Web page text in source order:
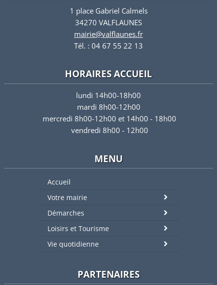
1 place Gabriel Calmels
34270 VALFLAUNES
mairie@valflaunes.fr
Tél. : 04 67 55 22 13
HORAIRES ACCUEIL
lundi 14h00-18h00
mardi 8h00-12h00
mercredi 8h00-12h00 et 14h00 - 18h00
vendredi 8h00 - 12h00
MENU
Accueil
Votre mairie
Démarches
Loisirs et Tourisme
Vie quotidienne
PARTENAIRES